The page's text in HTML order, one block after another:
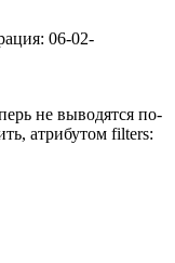
06-02-
не выводятся по-
атрибутом filters: